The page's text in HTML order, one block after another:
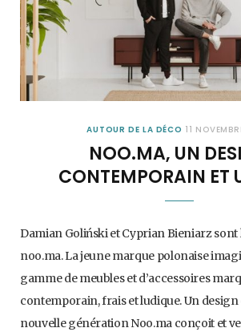
AUTOUR DE LA DÉCO 11
NOO.MA, UN
CONTEMPORAIN ET
Damian Goliński et Cyprian Bieniarz sont
noo.ma. La jeune marque polonaise
gamme de meubles et d’accessoires
contemporain, frais et ludique. Un
nouvelle génération Noo.ma conçoit et